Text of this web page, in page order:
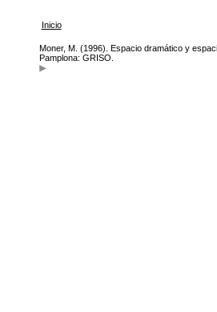
Inicio
Moner, M. (1996). Espacio dramático y
Pamplona: GRISO.